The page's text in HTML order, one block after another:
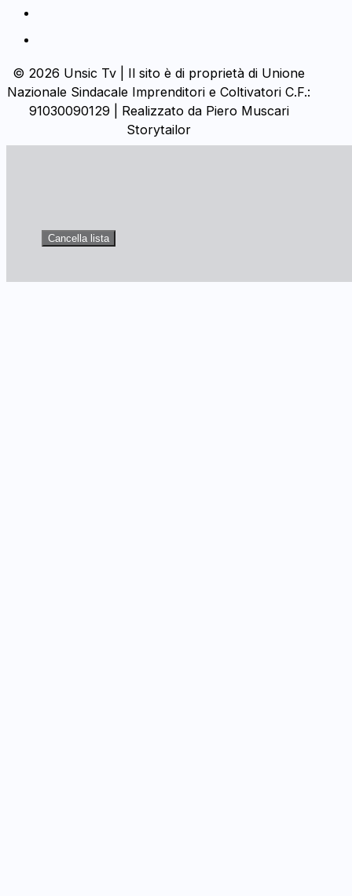
© 2026 Unsic Tv | Il sito è di proprietà di Unione
Nazionale Sindacale Imprenditori e Coltivatori C.F.:
91030090129 | Realizzato da Piero Muscari
Storytailor
Cancella lista